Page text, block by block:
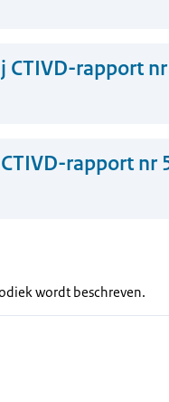
CTIVD-rapport
rapport nr
wordt beschreven.